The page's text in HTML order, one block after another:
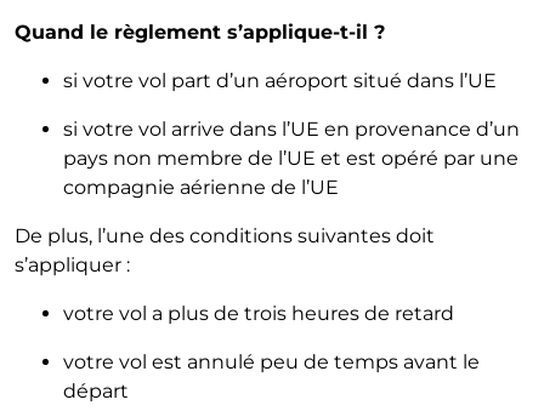
Quand le règlement s’applique-t-il ?
si votre vol part d’un aéroport situé dans l’UE
si votre vol arrive dans l’UE en provenance d’un
pays non membre de l’UE et est opéré par une
compagnie aérienne de l’UE
De plus, l’une des conditions suivantes doit
s’appliquer :
votre vol a plus de trois heures de retard
votre vol est annulé peu de temps avant le
départ